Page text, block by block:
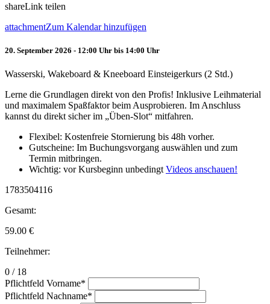
shareLink teilen
attachmentZum Kalendar hinzufügen
20. September 2026 - 12:00 Uhr bis 14:00 Uhr
Wasserski, Wakeboard & Kneeboard Einsteigerkurs (2 Std.)
Lerne die Grundlagen direkt von den Profis! Inklusive Leihmaterial
und maximalem Spaßfaktor beim Ausprobieren. Im Anschluss
kannst du direkt sicher im „Üben-Slot“ mitfahren.
Flexibel: Kostenfreie Stornierung bis 48h vorher.
Gutscheine: Im Buchungsvorgang auswählen und zum
Termin mitbringen.
Wichtig: vor Kursbeginn unbedingt Videos anschauen!
1783504116
Gesamt:
59.00 €
Teilnehmer:
0 / 18
Pflichtfeld Vorname*
Pflichtfeld Nachname*